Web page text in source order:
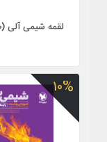
لقمه شیمی آلی
۱۰%